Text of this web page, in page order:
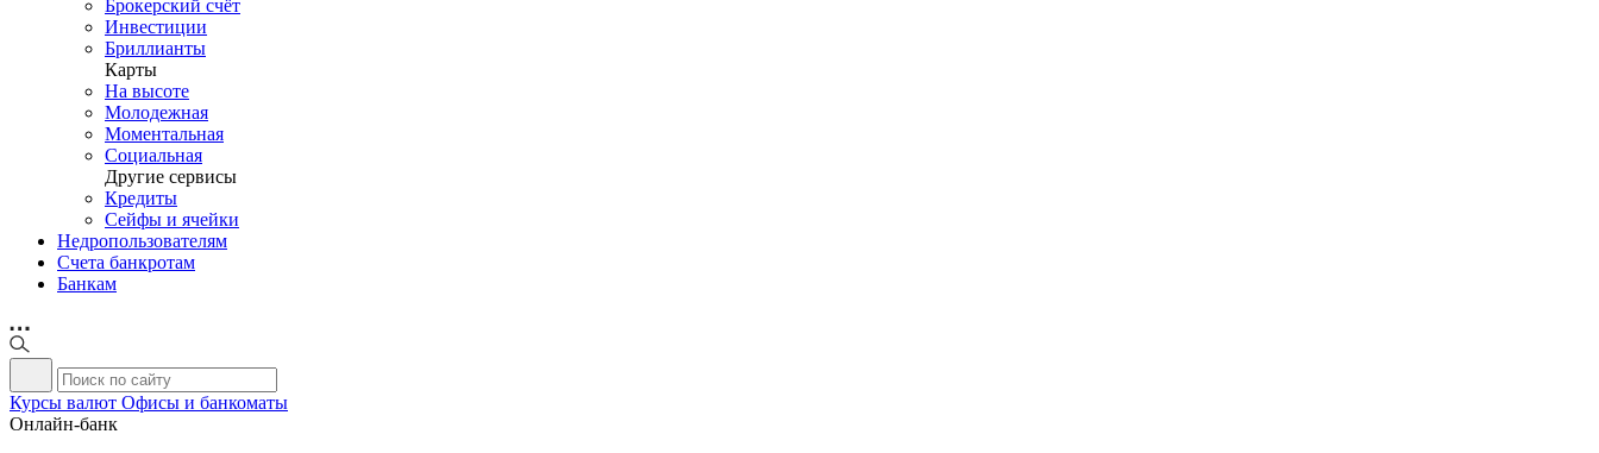
Брокерский счёт
Инвестиции
Бриллианты
Карты
На высоте
Молодежная
Моментальная
Социальная
Другие сервисы
Кредиты
Сейфы и ячейки
Недропользователям
Счета банкротам
Банкам
Курсы валют Офисы и банкоматы
Онлайн-банк